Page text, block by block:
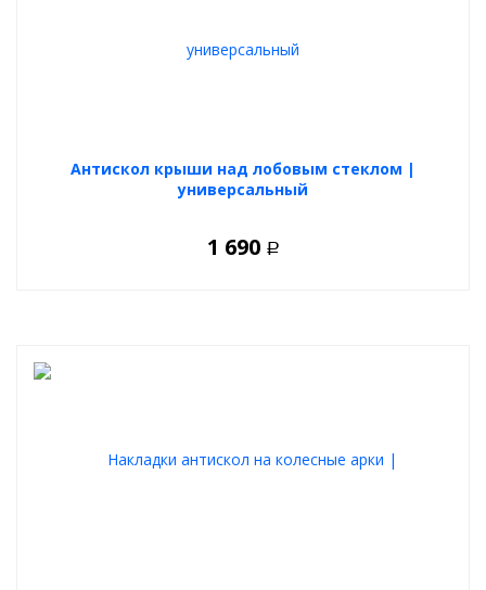
Антискол крыши над лобовым стеклом |
универсальный
1 690 Р